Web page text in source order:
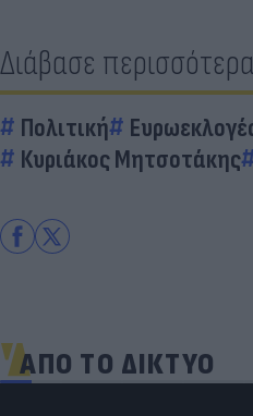
Διάβασε περισσότερα
Πολιτική
Κυριάκος Μητσοτάκης
ΑΠΟ ΤΟ ΔΙΚΤΥΟ